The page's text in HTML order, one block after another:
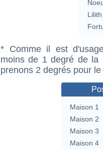
Lilith
* Comme il est
moins de 1 degré de la
prenons 2 degrés pour
Maison 1
Maison 2
Maison 3
Maison 4